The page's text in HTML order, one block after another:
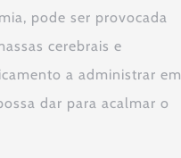
pode ser provocada
cerebrais e
a administrar em
dar para acalmar o